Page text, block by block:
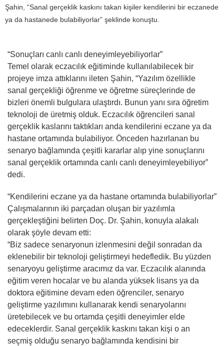
Şahin, “Sanal gerçeklik kaskını takan kişiler kendilerini bir eczanede
ya da hastanede bulabiliyorlar” şeklinde konuştu.
“Sonuçları canlı canlı deneyimleyebiliyorlar”
Temel olarak eczacılık eğitiminde kullanılabilecek bir
projeye imza attıklarını ileten Şahin, “Yazılım özellikle
sanal gerçekliği öğrenme ve öğretme süreçlerinde de
bizleri önemli bulgulara ulaştırdı. Bunun yanı sıra öğretim
teknoloji de üretmiş olduk. Eczacılık öğrencileri sanal
gerçeklik kaslarını taktıkları anda kendilerini eczane ya da
hastane ortamında bulabiliyor. Önceden hazırlanan bu
senaryo bağlamında çeşitli kararlar alıp yine sonuçlarını
sanal gerçeklik ortamında canlı canlı deneyimleyebiliyor”
dedi.
“Kendilerini eczane ya da hastane ortamında bulabiliyorlar”
Çalışmalarının iki parçadan oluşan bir yazılımla
gerçekleştiğini belirten Doç. Dr. Şahin, konuyla alakalı
olarak şöyle devam etti:
“Biz sadece senaryonun izlenmesini değil sonradan da
eklenebilir bir teknoloji geliştirmeyi hedefledik. Bu yüzden
senaryoyu geliştirme aracımız da var. Eczacılık alanında
eğitim veren hocalar ve bu alanda yüksek lisans ya da
doktora eğitimine devam eden öğrenciler, senaryo
geliştirme yazılımını kullanarak kendi senaryolarını
üretebilecek ve bu ortamda çeşitli deneyimler elde
edeceklerdir. Sanal gerçeklik kaskını takan kişi o an
seçmiş olduğu senaryo bağlamında kendisini bir